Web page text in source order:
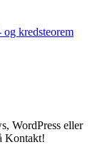
kredsteorem
WordPress eller
Kontakt!